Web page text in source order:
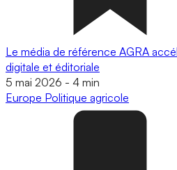
Le média de référence AGRA
digitale et éditoriale
5 mai 2026 - 4 min
Europe Politique agricole